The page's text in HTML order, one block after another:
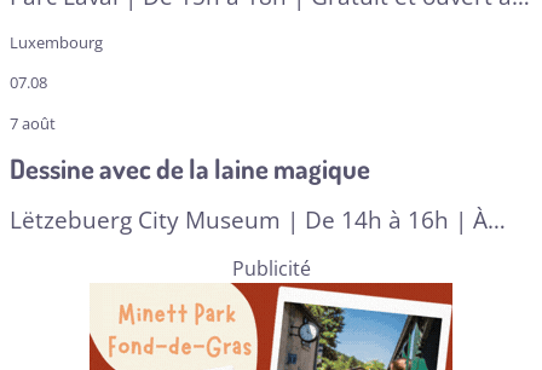
tous
Luxembourg
07.08
7 août
Dessine avec de la laine magique
Lëtzebuerg City Museum | De 14h à 16h | À
partir de 6 ans | En angl | A RESERVER
Publicité